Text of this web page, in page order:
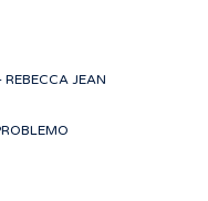
REBECCA JEAN